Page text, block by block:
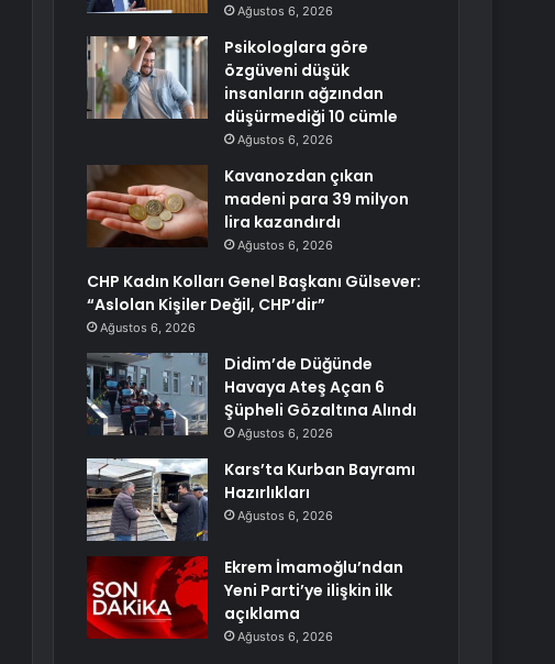
Ağustos 6, 2026
Psikologlara göre
özgüveni düşük
insanların ağzından
düşürmediği 10 cümle
Ağustos 6, 2026
Kavanozdan çıkan
madeni para 39 milyon
lira kazandırdı
Ağustos 6, 2026
CHP Kadın Kolları Genel Başkanı Gülsever:
“Aslolan Kişiler Değil, CHP’dir”
Ağustos 6, 2026
Didim’de Düğünde
Havaya Ateş Açan 6
Şüpheli Gözaltına Alındı
Ağustos 6, 2026
Kars’ta Kurban Bayramı
Hazırlıkları
Ağustos 6, 2026
Ekrem İmamoğlu’ndan
Yeni Parti’ye ilişkin ilk
açıklama
Ağustos 6, 2026